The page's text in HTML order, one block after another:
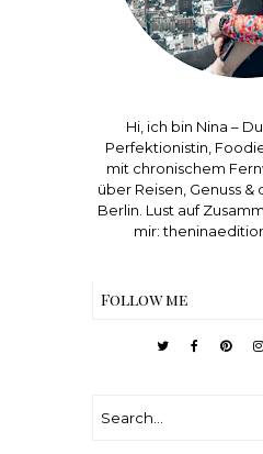
Hi, ich bin Nina –
Perfektionistin,
mit chronischem
über Reisen, Genuss
Berlin. Lust auf
mir:
Follow me